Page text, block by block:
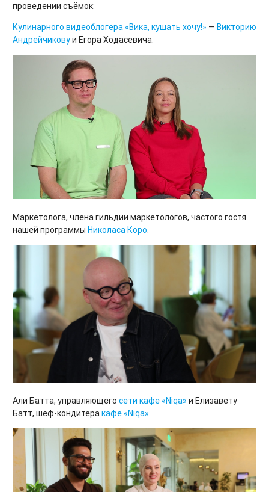
проведении съёмок:
Кулинарного видеоблогера «Вика, кушать хочу!» — Викторию
Андрейчиковуи Егора Ходасевича.
Маркетолога, члена гильдии маркетологов, частого гостя
нашей программы Николаса Коро.
Али Батта, управляющего сети кафе «Niqa» и Елизавету
Батт, шеф-кондитера кафе «Niqa»